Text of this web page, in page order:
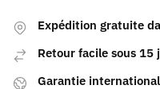
Expédition gratuite
Retour facile sous 15
Garantie